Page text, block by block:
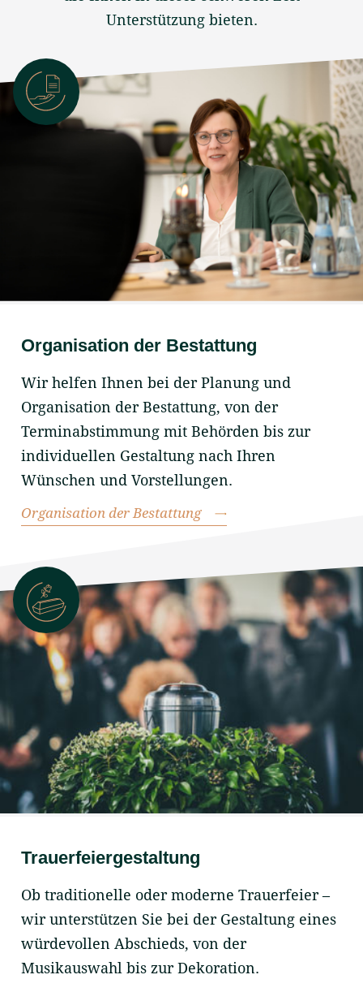
Unterstützung bieten.
Organisation der Bestattung
Wir helfen Ihnen bei der Planung und
Organisation der Bestattung, von der
Terminabstimmung mit Behörden bis zur
individuellen Gestaltung nach Ihren
Wünschen und Vorstellungen.
Organisation der Bestattung
Trauerfeiergestaltung
Ob traditionelle oder moderne Trauerfeier –
wir unterstützen Sie bei der Gestaltung eines
würdevollen Abschieds, von der
Musikauswahl bis zur Dekoration.